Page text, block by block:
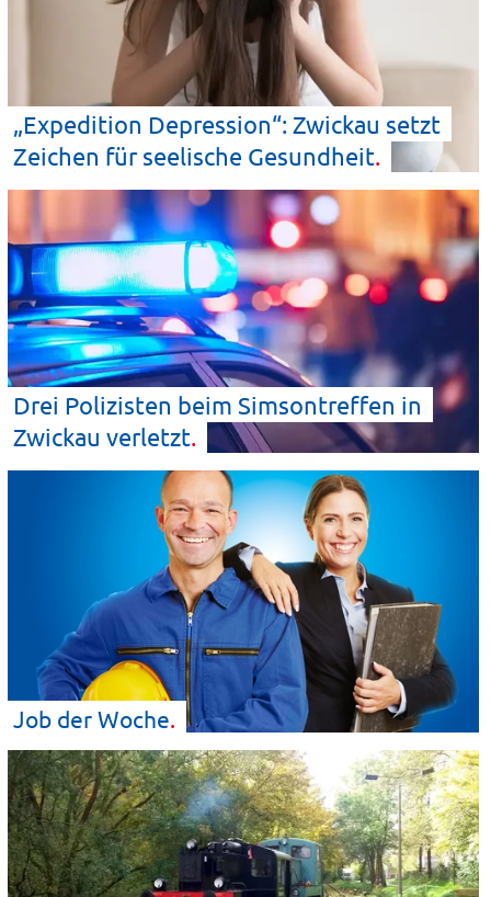
„Expedition Depression“: Zwickau setzt
Zeichen für seelische Gesundheit
Drei Polizisten beim Simsontreffen in
Zwickau verletzt
Job derWoche